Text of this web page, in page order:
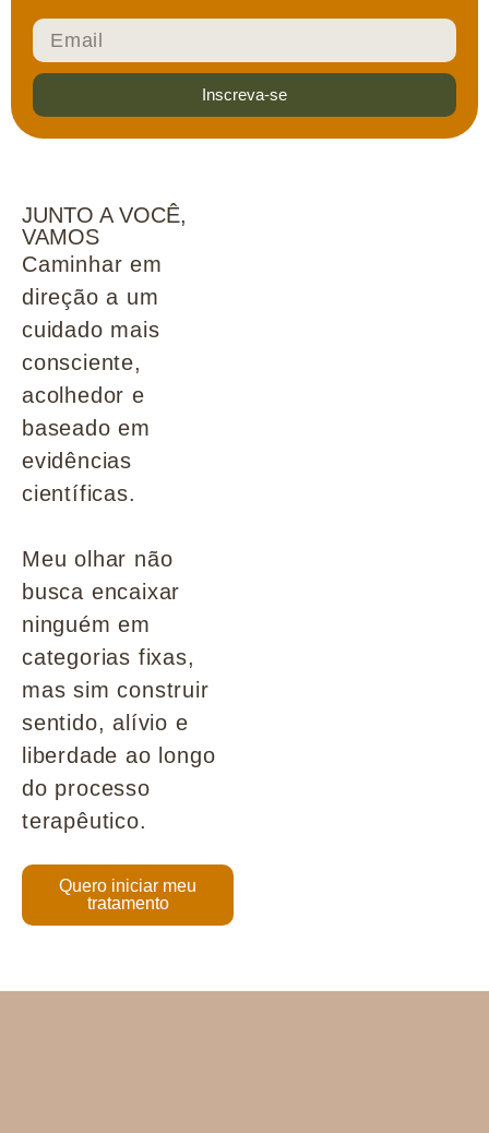
Inscreva-se
JUNTO A VOCÊ,
VAMOS
Caminhar em
direção a um
cuidado mais
consciente,
acolhedor e
baseado em
evidências
científicas.
Meu olhar não
busca encaixar
ninguém em
categorias fixas,
mas sim construir
sentido, alívio e
liberdade ao longo
do processo
terapêutico.
Quero iniciar meu
tratamento